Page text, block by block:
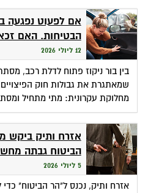
אם לפעוט נפגעה
הבטיחות. האם
12 ליולי 2026
בין בור ניקוז פתוח לדלת רכב,
שמאתגרת את גבולות חוק
מחלוקת עקרונית: מתי מתחיל
אזרח ותיק ביקש
הביטוח גבתה
5 ליולי 2026
אזרח ותיק, נכנס ל"הר הביטוח"